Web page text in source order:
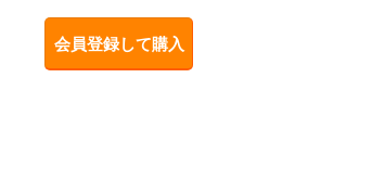
会員登録して購入